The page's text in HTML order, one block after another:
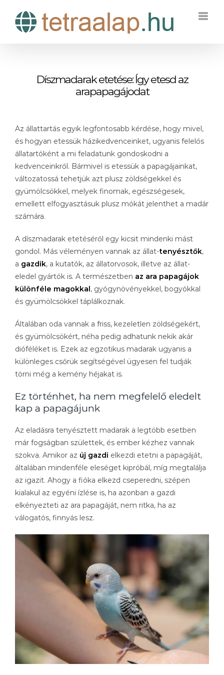
Díszmadarak etetése: Így etesd az
arapapagájodat
Az állattartás egyik legfontosabb kérdése, hogy mivel,
és hogyan etessük házikedvenceinket, ugyanis felelős
állatartóként a mi feladatunk gondoskodni a
kedvenceinkről. Bármivel is etessük a papagájainkat,
változatossá tehetjük azt plusz zöldségekkel és
gyümölcsökkel, melyek finomak, egészségesek,
emellett elfogyasztásuk plusz mókát jelenthet a madár
számára.
A díszmadarak etetéséről egy kicsit mindenki mást
gondol. Más véleményen vannak az állat-tenyésztők,
a gazdik, a kutatók, az állatorvosok, illetve az állat-
eledel gyártók is. A természetben az ara papagájok
különféle magokkal, gyógynövényekkel, bogyókkal
és gyümölcsökkel táplálkoznak.
Általában oda vannak a friss, kezeletlen zöldségekért,
és gyümölcsökért, néha pedig adhatunk nekik akár
dióféléket is. Ezek az egzotikus madarak ugyanis a
különleges csőrük segítségével ügyesen fel tudják
törni még a kemény héjakat is.
Ez történhet, ha nem megfelelő eledelt
kap a papagájunk
Az eladásra tenyésztett madarak a legtöbb esetben
már fogságban születtek, és ember kézhez vannak
szokva. Amikor az új gazdi elkezdi etetni a papagáját,
általában mindenféle eleséget kipróbál, míg megtalálja
az igazit. Ahogy a fióka elkezd cseperedni, szépen
kialakul az egyéni ízlése is, ha azonban a gazdi
elkényezteti az ara papagáját, nem ritka, ha az
válogatós, finnyás lesz.